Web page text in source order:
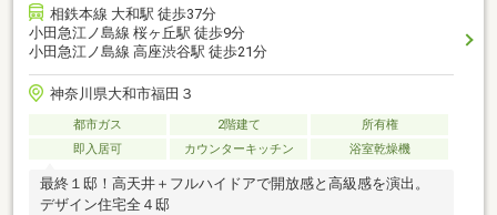
相鉄本線 大和駅 徒歩37分
小田急江ノ島線 桜ヶ丘駅 徒歩9分
小田急江ノ島線 高座渋谷駅 徒歩21分
神奈川県大和市福田３
都市ガス 2階建て
所有権
即入居可
カウンターキッチン 浴室乾燥機
最終１邸！高天井＋フルハイドアで開放感と高級感を演出。
デザイン住宅全４邸